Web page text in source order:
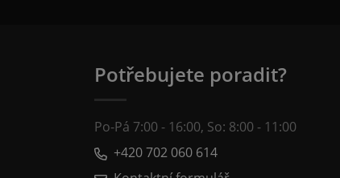
Potřebujete poradit?
Po-Pá 7:00 - 16:00, So: 8:00 - 11:00
+420 702 060 614